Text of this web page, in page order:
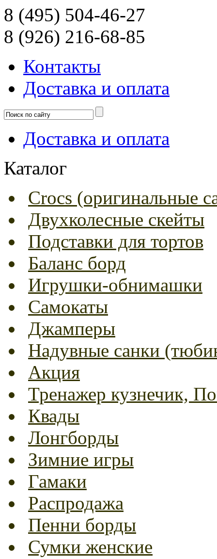
8 (495) 504-46-27
8 (926) 216-68-85
Контакты
Доcтавка и оплата
Доcтавка и оплата
Каталог
Crocs (оригинальные
Двухколесные скейты
Подставки для тортов
Баланс борд
Игрушки-обнимашки
Самокаты
Джамперы
Надувные санки
Акция
Тренажер кузнечик,
Квады
Лонгборды
Зимние игры
Гамаки
Распродажа
Пенни борды
Сумки женские